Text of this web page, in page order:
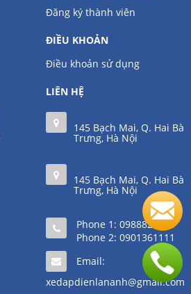
Đăng ký thành viên
ĐIỀU KHOẢN
Điều khoản sử dụng
LIÊN HỆ
145 Bạch Mai, Q. Hai Bà
Trưng, Hà Nội
145 Bạch Mai, Q. Hai Bà
Trưng, Hà Nội
Phone 1: 0988823220
Phone 2: 0901361111
Email:
xedapdienlananh@gmail.com